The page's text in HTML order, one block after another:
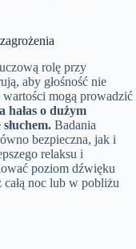
rolę przy
aby głośność nie
mogą prowadzić
hałas o dużym
Badania
bezpieczna, jak i
relaksu i
poziom dźwięku
całą noc lub w pobliżu